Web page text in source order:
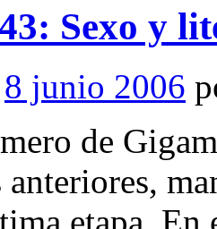
Sexo y
8 junio 2006
de
etapa. En